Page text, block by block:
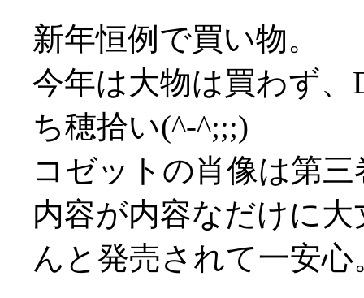
新年恒例で買い物。
今年は大物は買わず
ち穂拾い(^-^;;;)
コゼットの肖像は第
内容が内容なだけに
んと発売されて一安心